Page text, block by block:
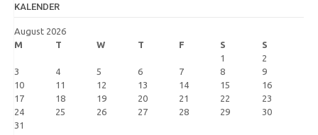
KALENDER
August 2026
M
T W T F S
S
1
2
3
4 5 6 7 8
9
10
11 12 13 14 15
16
17
18 19 20 21 22
23
24
25 26 27 28 29
30
31